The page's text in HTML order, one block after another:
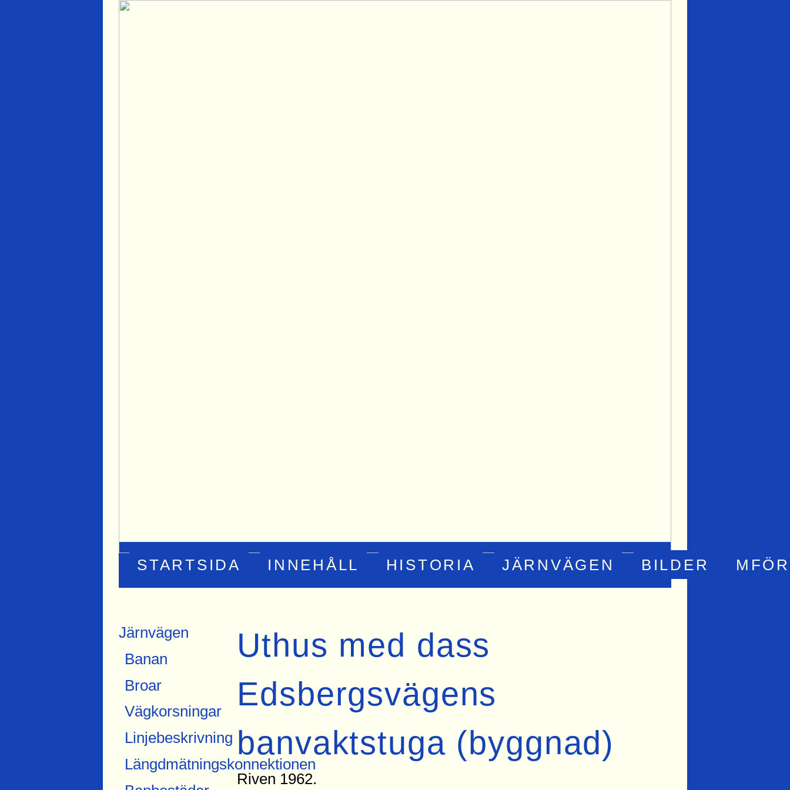
STARTSIDA INNEHÅLL HISTORIA JÄRNVÄGEN BILDER
Järnvägen
Banan
Broar
Vägkorsningar
Linjebeskrivning
Längdmätningskonnektionen
Uthus med dass
Edsbergsvägens
banvaktstuga (byggnad)
Riven 1962.